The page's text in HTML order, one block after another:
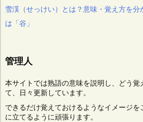
雪渓（せっけい）とは？意味・覚え方を分
は「谷」
管理人
本サイトでは熟語の意味を説明し、どう覚
て、日々更新しています。
できるだけ覚えておけるようなイメージ
に立てるように頑張ります。